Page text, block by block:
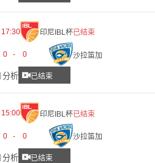
17:30 印尼IBL杯已结束
0 - 0 沙拉笛加
分析 已结束
15:00 印尼IBL杯已结束
0 - 0 沙拉笛加
分析 已结束